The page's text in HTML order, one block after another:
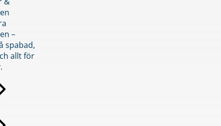
–
spabad,
allt för